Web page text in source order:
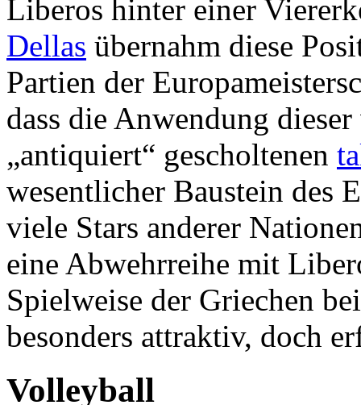
Liberos hinter einer
Dellas übernahm diese
Partien der
dass die Anwendung
„antiquiert“ gescholtenen
wesentlicher Baustein des
viele Stars anderer
eine Abwehrreihe mit
Spielweise der Griechen
besonders attraktiv, doch
Volleyball